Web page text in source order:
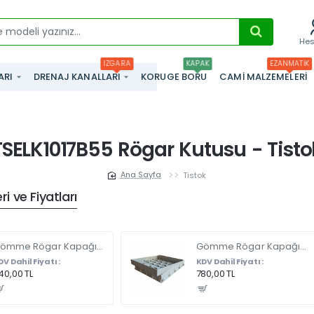
DRENAJ KANALLARI
IZGARA
KORUGE BORU
KAPAK
CAMI MALZEMELERI
EZANMATIK
Rögar Kutusu -
Tistok
ve Fiyatları
Gömme Rögar Kapağı - Seramik - Fayans Ve Mermer Zeminlerde - Gizli Çerçeve Kapak 35 X 35 - ÇİFT KULPLU
Dahil Fiyatı :
TL
Gömme Rögar Kapağı - Seramik - Fayans Ve Mermer Zeminlerde Gizli Çerçeve Kapak 55 x 55 - ÇİFT KULPLU
KDV Dahil Fiyatı :
780,00 TL